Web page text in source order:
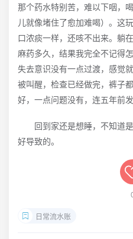
那个药水特别苦，难以下咽，
儿就像堵住了愈加难喝）。这
口浓痰一样，还咳不出来。躺
麻药多久，结果我完全不记得
失去意识没有一点过渡，感觉
被叫醒，检查已经做完，裤
好，一点问题没有，连五年前
回到家还是想睡，不知道是
好导致的。
日常流水账